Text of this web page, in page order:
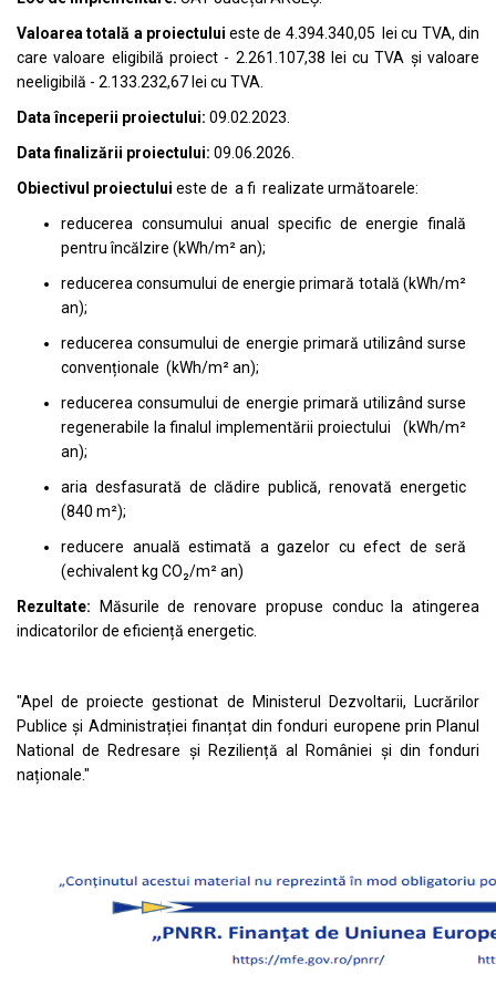
Valoarea totală a proiectului este de 4.394.340,05 lei cu TVA, din
care valoare eligibilă proiect - 2.261.107,38 lei cu TVA și valoare
neeligibilă - 2.133.232,67 lei cu TVA.
Data începerii proiectului: 09.02.2023.
Data finalizării proiectului: 09.06.2026.
Obiectivul proiectului este de a fi realizate următoarele:
reducerea consumului anual specific de energie finală
pentru încălzire (kWh/m² an);
reducerea consumului de energie primară totală (kWh/m²
an);
reducerea consumului de energie primară utilizând surse
convenționale (kWh/m² an);
reducerea consumului de energie primară utilizând surse
regenerabile la finalul implementării proiectului (kWh/m²
an);
aria desfasurată de clădire publică, renovată energetic
(840 m²);
reducere anuală estimată a gazelor cu efect de seră
(echivalent kg CO₂/m² an)
Rezultate: Măsurile de renovare propuse conduc la atingerea
indicatorilor de eficiență energetic.
"Apel de proiecte gestionat de Ministerul Dezvoltarii, Lucrărilor
Publice și Administrației finanțat din fonduri europene prin Planul
National de Redresare și Reziliență al României și din fonduri
naționale."